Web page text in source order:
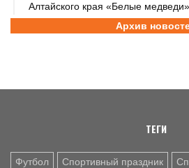
Алтайского края «Белые
соревнования на Телецком озере
В Барнауле победителями
Media Basket Altai и академии
Архив
ТЕГИ
Футбол Спортивный праздник